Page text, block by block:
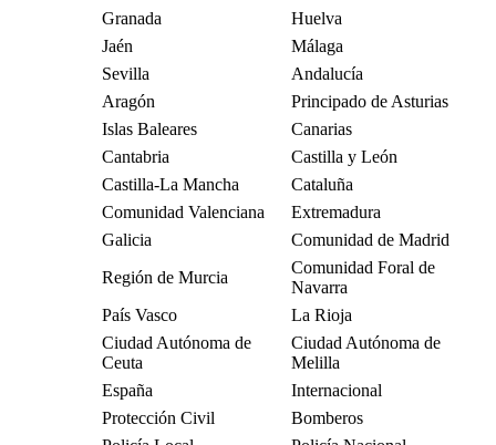
Granada
Huelva
Jaén
Málaga
Sevilla
Andalucía
Aragón
Principado de Asturias
Islas Baleares
Canarias
Cantabria
Castilla y León
Castilla-La Mancha
Cataluña
Comunidad Valenciana
Extremadura
Galicia
Comunidad de Madrid
Región de Murcia
Comunidad Foral de
Navarra
País Vasco
La Rioja
Ciudad Autónoma de
Ceuta
Ciudad Autónoma de
Melilla
España
Internacional
Protección Civil
Bomberos